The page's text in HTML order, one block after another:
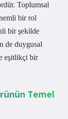
Toplumsal
bir rol
bir şekilde
de duygusal
eşitlikçi bir
Temel